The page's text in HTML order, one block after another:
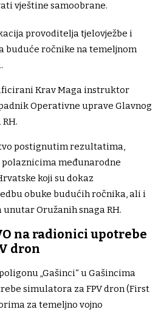
vještine samoobrane.
provoditelja tjelovježbe i
buduće ročnike na temeljnom
Krav Maga instruktor
Operativne uprave Glavnog
postignutim rezultatima,
međunarodne
koji su dokaz
obuke budućih ročnika, ali i
Oružanih snaga RH.
na radionici upotrebe
dron
„Gašinci“ u Gašincima
simulatora za FPV dron (First
za temeljno vojno